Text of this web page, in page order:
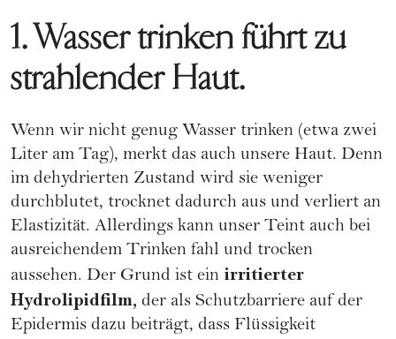
1. Wasser trinken führt zu
strahlender Haut.
Wenn wir nicht genug Wasser trinken (etwa zwei
Liter am Tag), merkt das auch unsere Haut. Denn
im dehydrierten Zustand wird sie weniger
durchblutet, trocknet dadurch aus und verliert an
Elastizität. Allerdings kann unser Teint auch bei
ausreichendem Trinken fahl und trocken
aussehen. Der Grund ist ein irritierter
Hydrolipidfilm, der als Schutzbarriere auf der
Epidermis dazu beiträgt, dass Flüssigkeit